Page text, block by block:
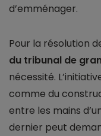
d’emménager.
Pour la résolution
du tribunal de
nécessité.
comme du
entre les mains
dernier peut